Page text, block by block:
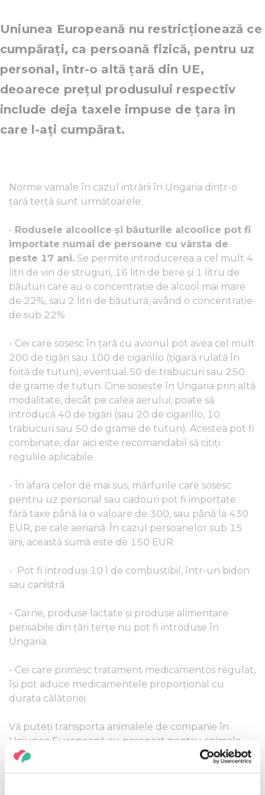
Uniunea Europeană nu restricționează ce
cumpărați, ca persoană fizică, pentru uz
personal, într-o altă țară din UE,
deoarece prețul produsului respectiv
include deja taxele impuse de țara în
care l-ați cumpărat.
Norme vamale în cazul intrării în Ungaria dintr-o
țară terță sunt următoarele:
- Rodusele alcoolice și băuturile alcoolice pot fi
importate numai de persoane cu vârsta de
peste 17 ani. Se permite introducerea a cel mult 4
litri de vin de struguri, 16 litri de bere și 1 litru de
băuturi care au o concentrație de alcool mai mare
de 22%, sau 2 litri de băutură, având o concentrație
de sub 22%
- Cei care sosesc în țară cu avionul pot avea cel mult
200 de țigări sau 100 de cigarillo (ţigară rulată în
foiţă de tutun), eventual 50 de trabucuri sau 250
de grame de tutun. Cine soseşte în Ungaria prin altă
modalitate, decât pe calea aerului, poate să
introducă 40 de țigări (sau 20 de cigarillo, 10
trabucuri sau 50 de grame de tutun). Acestea pot fi
combinate, dar aici este recomandabil să citiți
regulile aplicabile.
- În afara celor de mai sus, mărfurile care sosesc
pentru uz personal sau cadouri pot fi importate
fără taxe până la o valoare de 300, sau până la 430
EUR, pe cale aeriană. În cazul persoanelor sub 15
ani, această sumă este de 150 EUR.
- Pot fi introduși 10 l de combustibil, într-un bidon
sau canistră.
- Carne, produse lactate și produse alimentare
perisabile din țări terțe nu pot fi introduse în
Ungaria.
- Cei care primesc tratament medicamentos regulat,
își pot aduce medicamentele proporțional cu
durata călătoriei.
Vă puteți transporta animalele de companie în
Uniunea Europeană cu pașaport pentru animale.